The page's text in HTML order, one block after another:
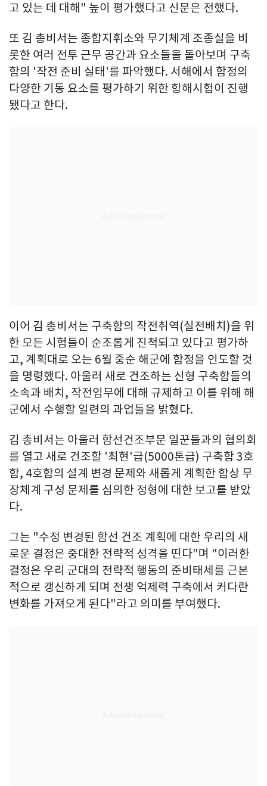
고 있는 데 대해" 높이 평가했다고 신문은 전했다.
또 김 총비서는 종합지휘소와 무기체계 조종실을 비
롯한 여러 전투 근무 공간과 요소들을 돌아보며 구축
함의 '작전 준비 실태'를 파악했다. 서해에서 함정의
다양한 기동 요소를 평가하기 위한 항해시험이 진행
됐다고 한다.
이어 김 총비서는 구축함의 작전취역(실전배치)을 위
한 모든 시험들이 순조롭게 진척되고 있다고 평가하
고, 계획대로 오는 6월 중순 해군에 함정을 인도할 것
을 명령했다. 아울러 새로 건조하는 신형 구축함들의
소속과 배치, 작전임무에 대해 규제하고 이를 위해 해
군에서 수행할 일련의 과업들을 밝혔다.
김 총비서는 아울러 함선건조부문 일꾼들과의 협의회
를 열고 새로 건조할 '최현'급(5000톤급) 구축함 3호
함, 4호함의 설계 변경 문제와 새롭게 계획한 함상 무
장체계 구성 문제를 심의한 정형에 대한 보고를 받았
다.
그는 "수정 변경된 함선 건조 계획에 대한 우리의 새
로운 결정은 중대한 전략적 성격을 띤다"며 "이러한
결정은 우리 군대의 전략적 행동의 준비태세를 근본
적으로 갱신하게 되며 전쟁 억제력 구축에서 커다란
변화를 가져오게 된다"라고 의미를 부여했다.